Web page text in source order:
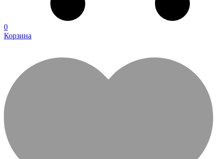
0
Корзина